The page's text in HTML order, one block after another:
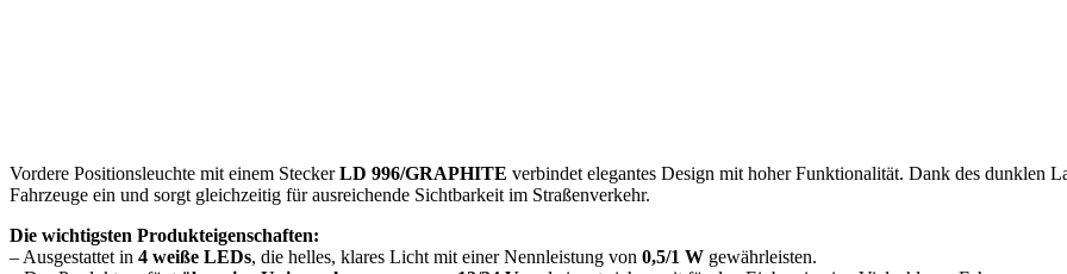
Vordere Positionsleuchte mit einem SteckerLD 996/GRAPHITE verbindet elegantes Design mit hoher Funktionalität. Dank des dunklen
Fahrzeuge ein und sorgt gleichzeitig für ausreichende Sichtbarkeit im Straßenverkehr.
Die wichtigsten Produkteigenschaften:
– Ausgestattet in 4 weiße LEDs, die helles, klares Licht mit einer Nennleistung von 0,5/1 W gewährleisten.